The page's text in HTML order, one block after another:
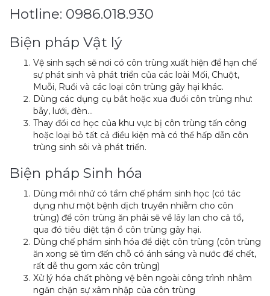
Hotline: 0986.018.930
Biện pháp Vật lý
Vệ sinh sạch sẽ nơi có côn trùng xuất hiện để hạn chế
sự phát sinh và phát triển của các loài Mối, Chuột,
Muỗi, Ruồi và các loại côn trùng gây hại khác.
Dùng các dụng cụ bắt hoặc xua đuổi côn trùng như:
bẫy, lưới, đèn…
Thay đổi cơ học của khu vực bị côn trùng tấn công
hoặc loại bỏ tất cả điều kiện mà có thể hấp dẫn côn
trùng sinh sôi và phát triển.
Biện pháp Sinh hóa
Dùng mồi nhử có tẩm chế phẩm sinh học (có tác
dụng như một bệnh dịch truyền nhiễm cho côn
trùng) để côn trùng ăn phải sẽ về lây lan cho cả tổ,
qua đó tiêu diệt tận ổ côn trùng gây hại.
Dùng chế phẩm sinh hóa để diệt côn trùng (côn trùng
ăn xong sẽ tìm đến chỗ có ánh sáng và nước để chết,
rất dễ thu gom xác côn trùng)
Xử lý hóa chất phòng vệ bên ngoài công trình nhằm
ngăn chặn sự xâm nhập của côn trùng